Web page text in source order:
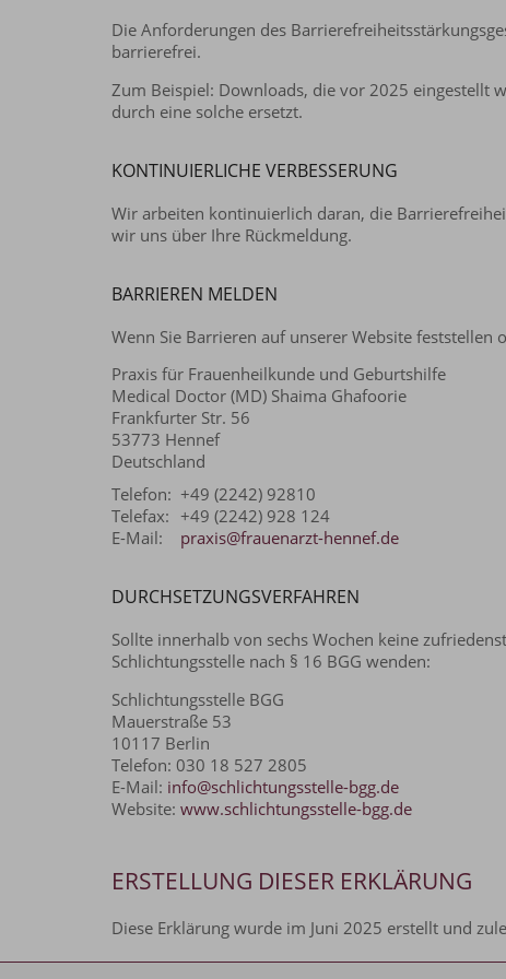
Die Anforderungen des
barrierefrei.
Zum Beispiel: Downloads, die vor 2025 eingestellt
durch eine solche ersetzt.
KONTINUIERLICHE VERBESSERUNG
Wir arbeiten kontinuierlich daran, die
wir uns über Ihre Rückmeldung.
BARRIEREN MELDEN
Wenn Sie Barrieren auf unserer Website
Praxis für Frauenheilkunde und Geburtshilfe
Medical Doctor (MD) Shaima Ghafoorie
Frankfurter Str. 56
53773 Hennef
Deutschland
Telefon: +49 (2242) 92810
Telefax: +49 (2242) 928 124
E-Mail:
praxis@frauenarzt-hennef.de
DURCHSETZUNGSVERFAHREN
Sollte innerhalb von sechs Wochen keine
Schlichtungsstelle nach § 16 BGG wenden:
Schlichtungsstelle BGG
Mauerstraße 53
10117 Berlin
Telefon: 030 18 527 2805
E-Mail: info@schlichtungsstelle-bgg.de
Website: www.schlichtungsstelle-bgg.de
ERSTELLUNG DIESER ERKLÄRUNG
Diese Erklärung wurde im Juni 2025 erstellt und